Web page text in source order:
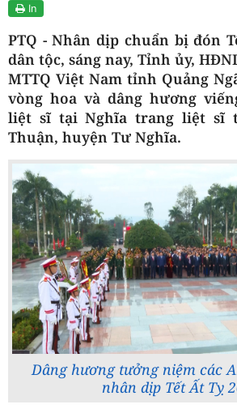
In
PTQ - Nhân dịp chuẩn bị đón
dân tộc, sáng nay, Tỉnh ủy,
MTTQ Việt Nam tỉnh Quảng
vòng hoa và dâng hương
liệt sĩ tại Nghĩa trang liệt sĩ
Thuận, huyện Tư Nghĩa.
Dâng hương tưởng niệm các
nhân dịp Tết Ất Tỵ